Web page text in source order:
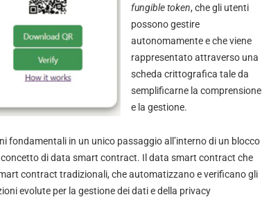
fungible token, che gli utenti
possono gestire
autonomamente e che viene
rappresentato attraverso una
scheda crittografica tale da
semplificarne la comprensione
e la gestione.
fondamentali in un unico passaggio all’interno di un blocco
di data smart contract. Il data smart contract che
contract tradizionali, che automatizzano e verificano gli
evolute per la gestione dei dati e della privacy